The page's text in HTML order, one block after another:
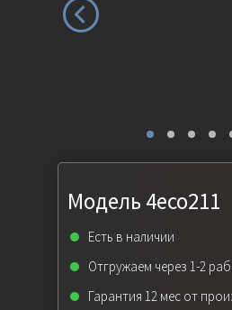
Модель 4eco211
Есть в наличии
Отгружаем через 1-2
Гарантия 12 мес от